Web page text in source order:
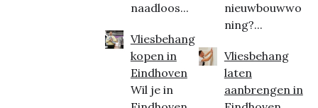
naadloos...
Vliesbehang
kopen in
Eindhoven
Wil je in
nieuwbouwwo
ning?...
Vliesbehang
laten
aanbrengen in